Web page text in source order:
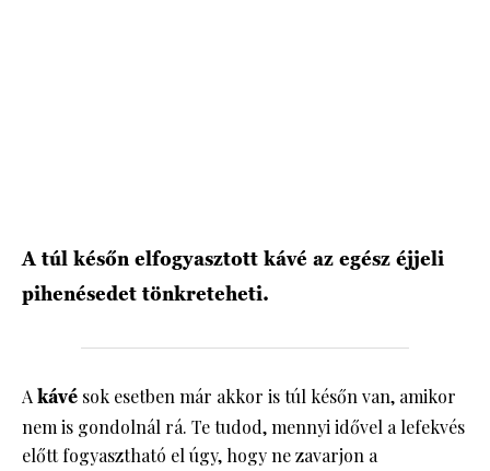
A túl későn elfogyasztott kávé az egész éjjeli
pihenésedet tönkreteheti.
Akávé sok esetben már akkor is túl későn van, amikor
nem is gondolnál rá. Te tudod, mennyi idővel a lefekvés
előtt fogyasztható el úgy, hogy ne zavarjon a